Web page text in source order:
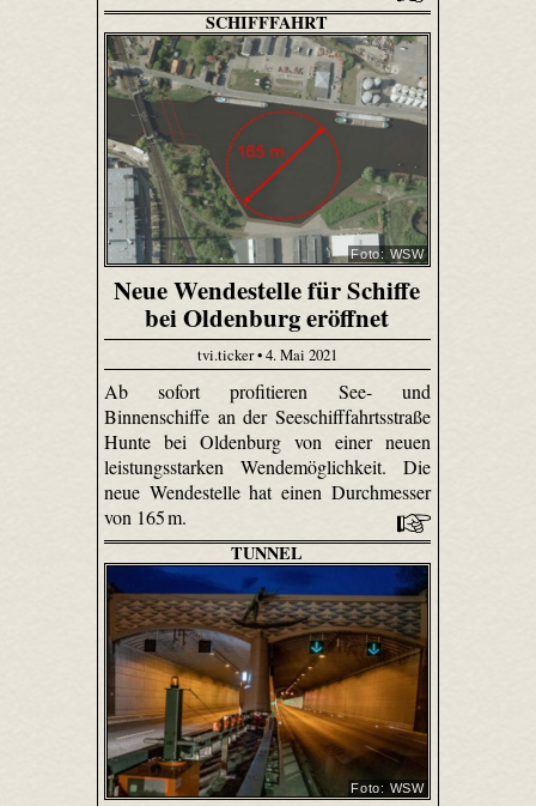
SCHIFFFAHRT
Foto: WSW
Neue Wendestelle für Schiffe
bei Oldenburg eröffnet
tvi.ticker • 4. Mai 2021
Ab sofort profitieren See- und
Binnenschiffe an der Seeschifffahrtsstraße
Hunte bei Oldenburg von einer neuen
leistungsstarken Wendemöglichkeit. Die
neue Wendestelle hat einen Durchmesser
von 165 m.
TUNNEL
Foto: WSW